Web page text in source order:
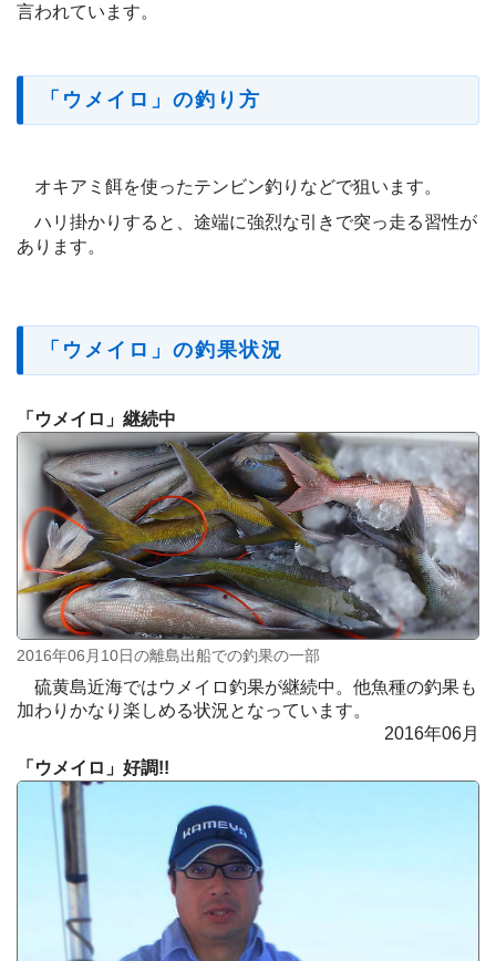
言われています。
「ウメイロ」の釣り方
オキアミ餌を使ったテンビン釣りなどで狙います。
ハリ掛かりすると、途端に強烈な引きで突っ走る習性が
あります。
「ウメイロ」の釣果状況
「ウメイロ」継続中
2016年06月10日の離島出船での釣果の一部
硫黄島近海ではウメイロ釣果が継続中。他魚種の釣果も
加わりかなり楽しめる状況となっています。
2016年06月
「ウメイロ」好調!!